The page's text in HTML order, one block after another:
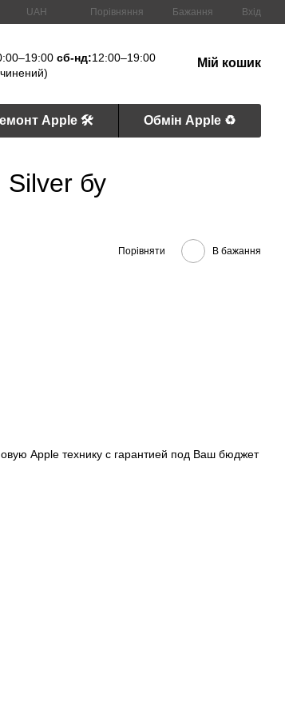
UAH Порівняння Бажання Вхід
сб-нд:12:00–19:00
Мій кошик
Apple 🛠 Обмін Apple ♻️
бу
Порівняти В бажання
Apple технику с гарантией под Ваш бюджет